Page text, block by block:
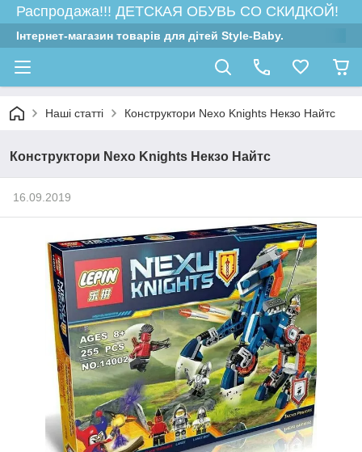
Распродажа!!! ДЕТСКАЯ ОБУВЬ СО СКИДКОЙ!
Інтернет-магазин товарів для дітей Style-Baby.
Наші статті Конструктори Nexo Knights Некзо Найтс
Конструктори Nexo Knights Некзо Найтс
16.09.2019